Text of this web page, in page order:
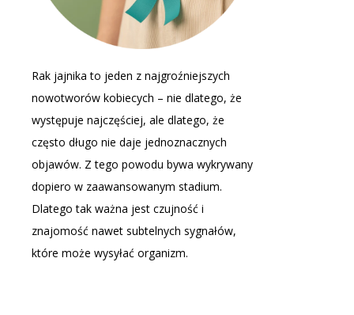
Rak jajnika to jeden z najgroźniejszych
nowotworów kobiecych – nie dlatego, że
występuje najczęściej, ale dlatego, że
często długo nie daje jednoznacznych
objawów. Z tego powodu bywa wykrywany
dopiero w zaawansowanym stadium.
Dlatego tak ważna jest czujność i
znajomość nawet subtelnych sygnałów,
które może wysyłać organizm.